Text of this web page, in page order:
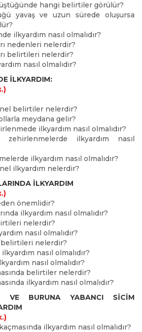
hangi belirtiler görülür?
yavaş ve uzun sürede oluşursa
ilkyardım nasıl olmalıdır?
nedenleri nelerdir?
belirtileri nelerdir?
nasıl olmalıdır?
İLKYARDIM:
belirtiler nelerdir?
meydana gelir?
ilkyardım nasıl olmalıdır?
ilkyardım nasıl
ilkyardım nasıl olmalıdır?
ilkyardım nelerdir?
İLKYARDIM
önemlidir?
ilkyardım nasıl olmalıdır?
nelerdir?
nasıl olmalıdır?
belirtileri nelerdir?
nasıl olmalıdır?
nasıl olmalıdır?
belirtiler nelerdir?
ilkyardım nasıl olmalıdır?
VE BURUNA YABANCI SİCİM
ilkyardım nasıl olmalıdır?